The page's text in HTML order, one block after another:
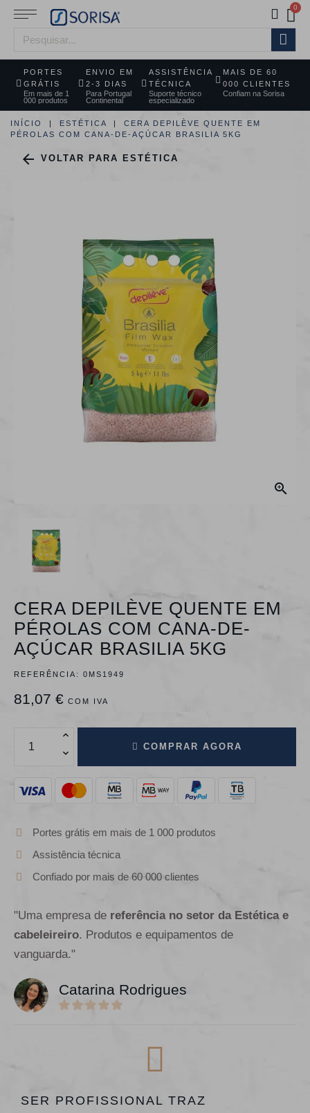
PORTES
GRÁTIS
Em mais de 1
000 produtos
ENVIO EM
2-3 DIAS
Para Portugal
Continental
ASSISTÊNCIA
TÉCNICA
Suporte técnico
especializado
MAIS DE 60
000 CLIENTES
Confiam na Sorisa
INÍCIO ESTÉTICA
CERA DEPILÈVE QUENTE EM
PÉROLAS COM CANA-DE-AÇÚCAR BRASILIA 5KG
 VOLTAR PARA ESTÉTICA

CERA DEPILÈVE QUENTE EM
PÉROLAS COM CANA-DE-
AÇÚCAR BRASILIA 5KG
REFERÊNCIA: 0MS1949
81,07 € COM IVA
COMPRAR AGORA
Portes grátis em mais de 1 000 produtos
Assistência técnica
Confiado por mais de 60 000 clientes
"Uma empresa de referência no setor da Estética e
cabeleireiro. Produtos e equipamentos de
vanguarda."
Catarina Rodrigues
SER PROFISSIONAL TRAZ